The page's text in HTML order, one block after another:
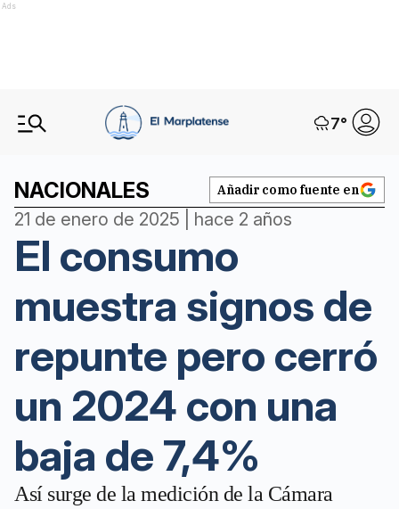
Ads
7°
NACIONALES Añadir como fuente en
21 de enero de 2025 | hace 2 años
El consumo
muestra signos de
repunte pero cerró
un 2024 con una
baja de 7,4%
Así surge de la medición de la Cámara